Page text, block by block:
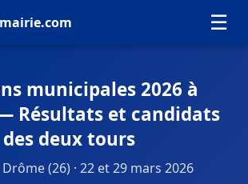
☰
municipales 2026 à
Résultats et candidats
des deux tours
Drôme (26) · 22 et 29 mars 2026